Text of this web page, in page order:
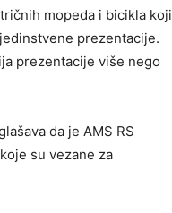
mopeda i bicikla koji
prezentacije.
prezentacije više nego
da je AMS RS
su vezane za